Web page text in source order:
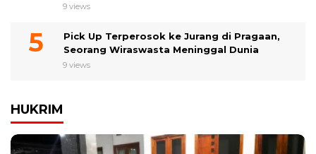
9 views
Pick Up Terperosok ke Jurang di Pragaan,
Seorang Wiraswasta Meninggal Dunia
9 views
HUKRIM